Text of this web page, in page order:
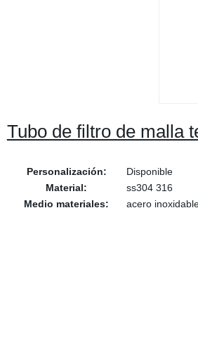
Tubo de filtro de malla
Personalización:
Disponible
Material:
ss304 316
Medio materiales:
acero